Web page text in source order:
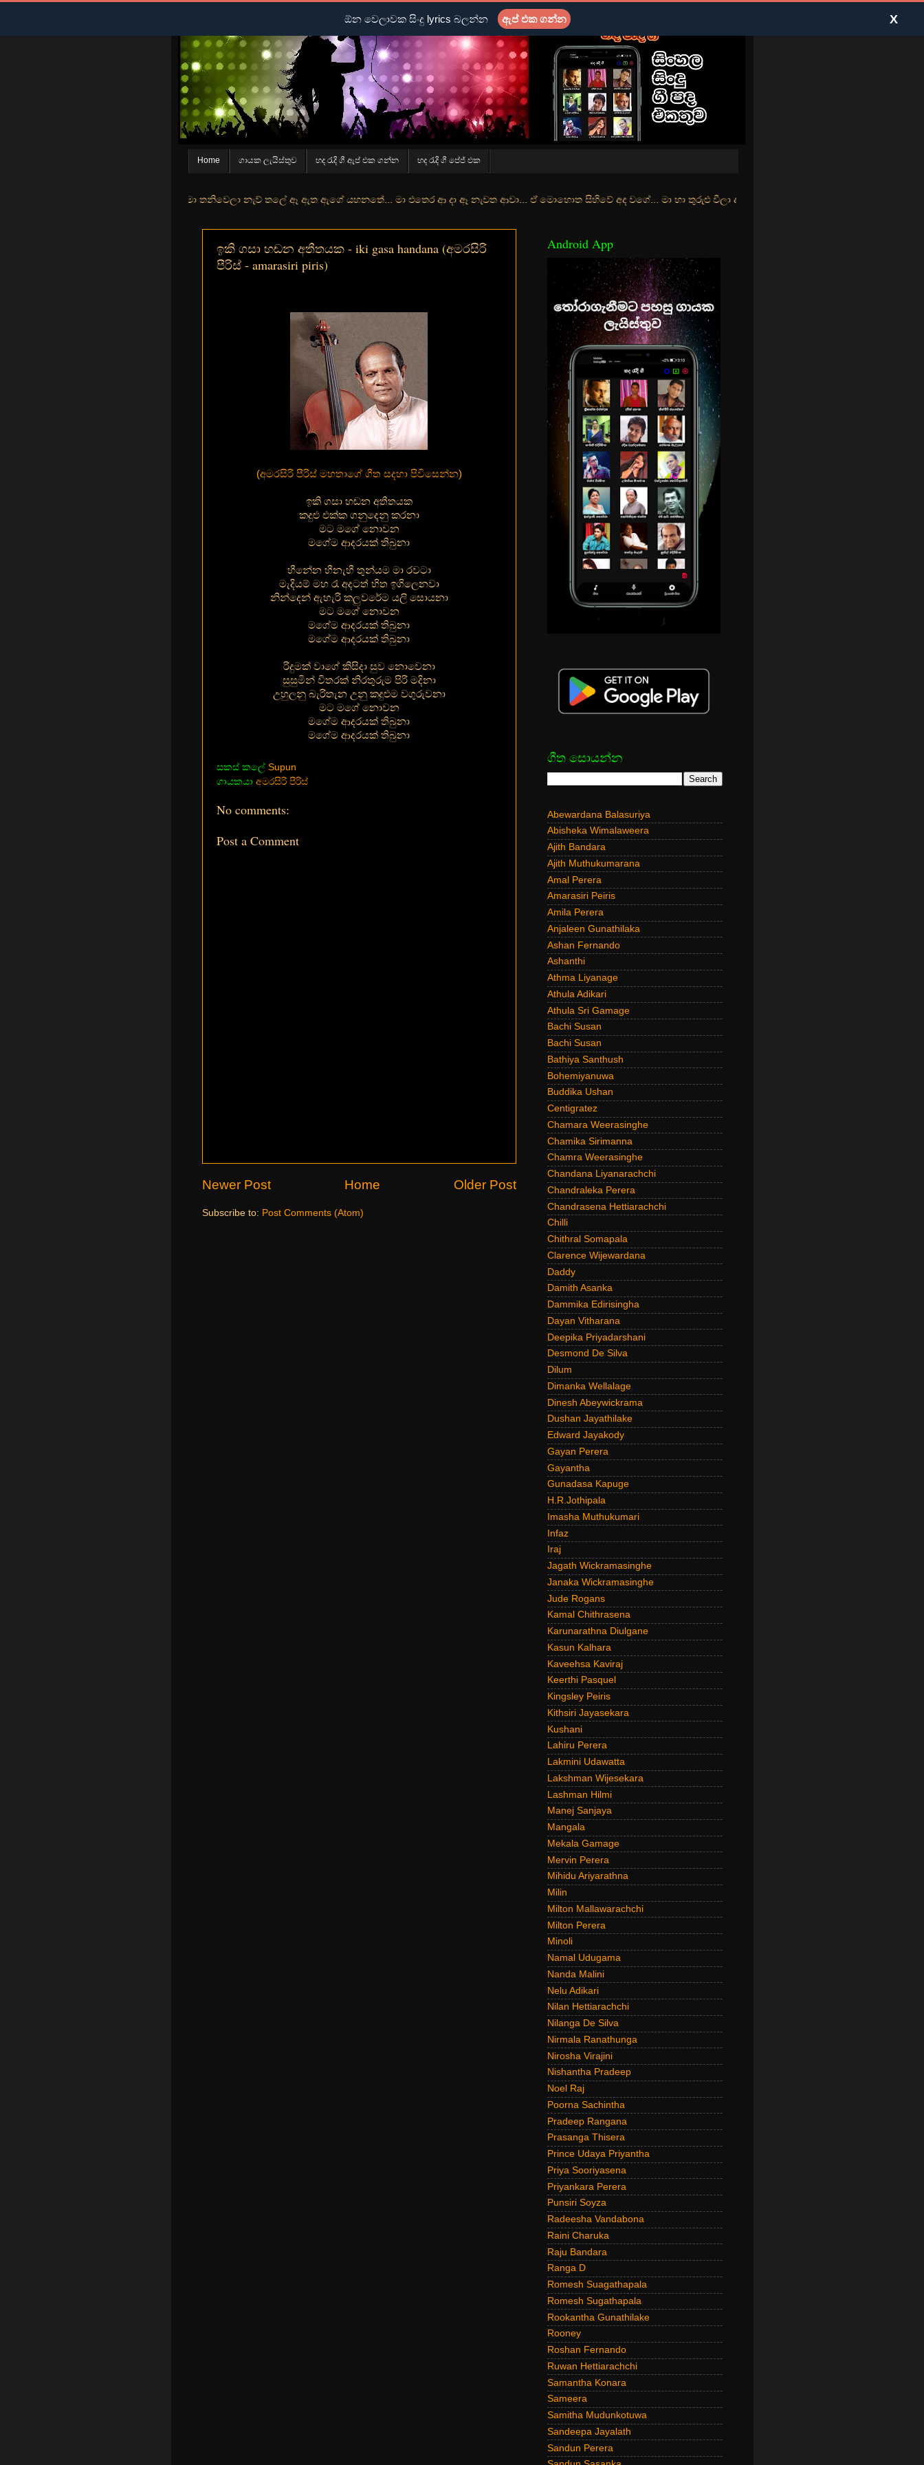
Home ගායක ලැයිස්තුව හද රැදි ගී ඇප් එක ගන්න හද රැදි ගී පේජ් එක
තීරේ ගල් මල් පිපුන යායේ මා තනිවෙලා නැව් තලේ ඈ ඇත ඇගේ යහනතේ... මා එතෙර ආ දා ඈ නැවත ආවා... ඒ මොහොත සිහිවේ අද වගේ... මා හා තුරුළු වීලා දෑසේ කදුළු බීලා රහසේ සුසුම් ලෑ හඩ ඇසේ... නිල්වන්
ඉකි ගසා හඬන අතීතයක - iki gasa handana (අමරසිරි
පීරිස් - amarasiri piris)
(අමරසිරි පීරිස් මහතාගේ ගීත සදහා පිවිසෙන්න)
ඉකි ගසා හඬන අතීතයක
කදුළු එක්ක ගනුදෙනු කරනා
මට මගේ නොවන
මගේම ආදරයක් තිබුනා
හීනේන හීනැහී තුන්යම මා රවටා
මැදියම් මහ රෑ අදටත් හිත ඉගිලෙනවා
නින්දෙන් ඇහැරි කලුවරේම යලි සොයනා
මට මගේ නොවන
මගේම ආදරයක් තිබුනා
මගේම ආදරයක් තිබුනා
රිදුමක් වාගේ කිසිදා සුව නොවෙනා
සුසුමින් විතරක් නිරතුරුම පිරි මදිනා
උහුලනු බැරිතැන උනු කදුළුම වගුරුවනා
මට මගේ නොවන
මගේම ආදරයක් තිබුනා
මගේම ආදරයක් තිබුනා
සකස් කලේ Supun
ගායකයා අමරසිරි පීරිස්
No comments:
Post a Comment
Newer Post Older Post
Home
Subscribe to: Post Comments (Atom)
Android App
ගීත සොයන්න
Abewardana Balasuriya
Abisheka Wimalaweera
Ajith Bandara
Ajith Muthukumarana
Amal Perera
Amarasiri Peiris
Amila Perera
Anjaleen Gunathilaka
Ashan Fernando
Ashanthi
Athma Liyanage
Athula Adikari
Athula Sri Gamage
Bachi Susan
Bachi Susan
Bathiya Santhush
Bohemiyanuwa
Buddika Ushan
Centigratez
Chamara Weerasinghe
Chamika Sirimanna
Chamra Weerasinghe
Chandana Liyanarachchi
Chandraleka Perera
Chandrasena Hettiarachchi
Chilli
Chithral Somapala
Clarence Wijewardana
Daddy
Damith Asanka
Dammika Edirisingha
Dayan Vitharana
Deepika Priyadarshani
Desmond De Silva
Dilum
Dimanka Wellalage
Dinesh Abeywickrama
Dushan Jayathilake
Edward Jayakody
Gayan Perera
Gayantha
Gunadasa Kapuge
H.R.Jothipala
Imasha Muthukumari
Infaz
Iraj
Jagath Wickramasinghe
Janaka Wickramasinghe
Jude Rogans
Kamal Chithrasena
Karunarathna Diulgane
Kasun Kalhara
Kaveehsa Kaviraj
Keerthi Pasquel
Kingsley Peiris
Kithsiri Jayasekara
Kushani
Lahiru Perera
Lakmini Udawatta
Lakshman Wijesekara
Lashman Hilmi
Manej Sanjaya
Mangala
Mekala Gamage
Mervin Perera
Mihidu Ariyarathna
Milin
Milton Mallawarachchi
Milton Perera
Minoli
Namal Udugama
Nanda Malini
Nelu Adikari
Nilan Hettiarachchi
Nilanga De Silva
Nirmala Ranathunga
Nirosha Virajini
Nishantha Pradeep
Noel Raj
Poorna Sachintha
Pradeep Rangana
Prasanga Thisera
Prince Udaya Priyantha
Priya Sooriyasena
Priyankara Perera
Punsiri Soyza
Radeesha Vandabona
Raini Charuka
Raju Bandara
Ranga D
Romesh Suagathapala
Romesh Sugathapala
Rookantha Gunathilake
Rooney
Roshan Fernando
Ruwan Hettiarachchi
Samantha Konara
Sameera
Samitha Mudunkotuwa
Sandeepa Jayalath
Sandun Perera
ඕන වෙලාවක සිංදු lyrics බලන්න ඇප් එක ගන්න X